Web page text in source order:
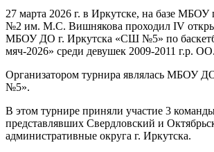
27 марта 2026 г. в Иркутске, на базе
№2 им. М.С. Вишнякова проходил IV
МБОУ ДО г. Иркутска «СШ №5» по
мяч-2026» среди девушек 2009-2011 г.р. ОО.
Организатором турнира являлась МБОУ
№5».
В этом турнире приняли участие 3
представлявших Свердловский и
административные округа г. Иркутска.